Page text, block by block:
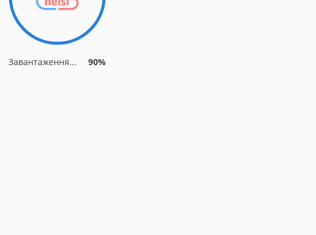
Завантаження... 90%